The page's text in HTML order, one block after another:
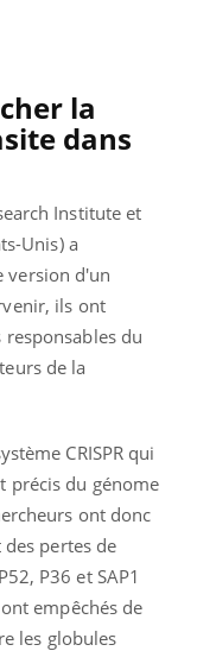
la
dans
Institute et
Unis) a
version d'un
ils ont
du
de la
CRISPR qui
précis du génome
ont donc
pertes de
P52, P36 et SAP1
empêchés de
les globules